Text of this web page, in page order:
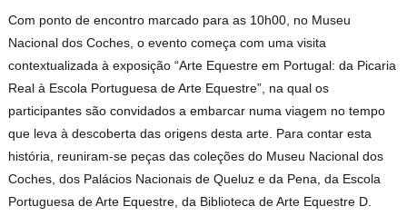
Com ponto de encontro marcado para as 10h00, no Museu
Nacional dos Coches, o evento começa com uma visita
contextualizada à exposição “Arte Equestre em Portugal: da Picaria
Real à Escola Portuguesa de Arte Equestre”, na qual os
participantes são convidados a embarcar numa viagem no tempo
que leva à descoberta das origens desta arte. Para contar esta
história, reuniram-se peças das coleções do Museu Nacional dos
Coches, dos Palácios Nacionais de Queluz e da Pena, da Escola
Portuguesa de Arte Equestre, da Biblioteca de Arte Equestre D.